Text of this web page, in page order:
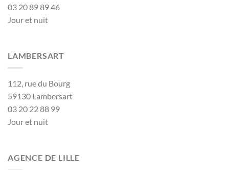
03 20 89 89 46
Jour et nuit
LAMBERSART
112, rue du Bourg
59130 Lambersart
03 20 22 88 99
Jour et nuit
AGENCE DE LILLE